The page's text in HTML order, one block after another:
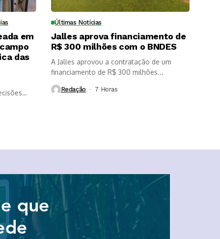
em
das
Últimas Notícias
Jalles aprova financiamento de
R$ 300 milhões com o BNDES
A Jalles aprovou a contratação de um
financiamento de R$ 300 milhões...
Redação 7 Horas ⁮